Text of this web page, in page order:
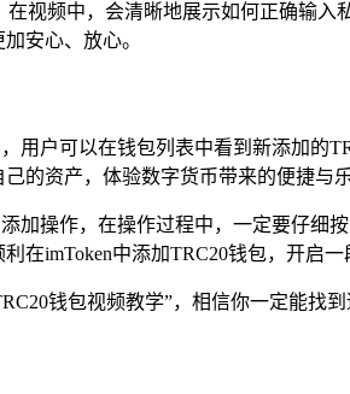
在视频中，会清晰地展示如何正确输
安心、放心。
用户可以在钱包列表中看到新添加的
的资产，体验数字货币带来的便捷与乐
加操作，在操作过程中，一定要仔细
imToken中添加TRC20钱包，开启
钱包视频教学”，相信你一定能找